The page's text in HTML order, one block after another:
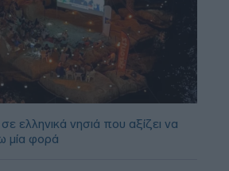
ελληνικά νησιά που αξίζει να
μία φορά